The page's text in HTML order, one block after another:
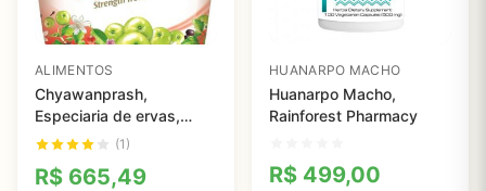
ALIMENTOS
Chyawanprash,
Especiaria de ervas,
Dabur
(1)
R$ 665,49
HUANARPO MACHO
Huanarpo Macho,
Rainforest Pharmacy
R$ 499,00